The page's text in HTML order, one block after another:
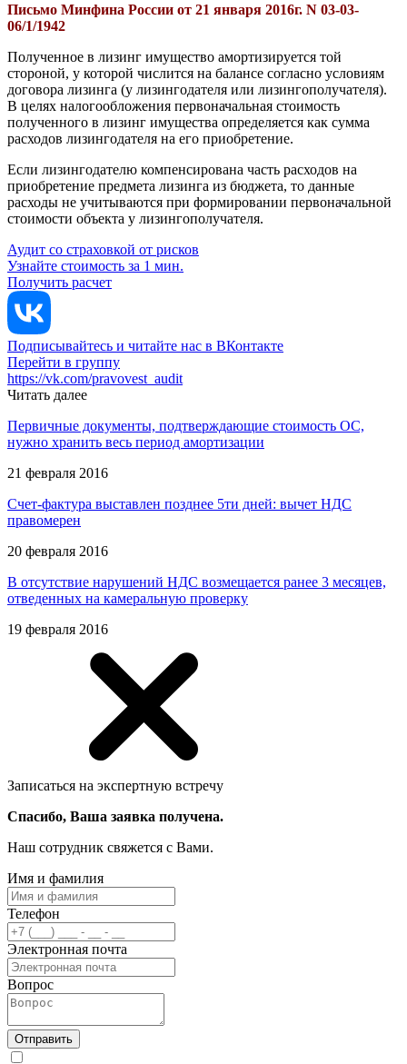
Письмо Минфина России от 21 января 2016г. N 03-03-
06/1/1942
Полученное в лизинг имущество амортизируется той
стороной, у которой числится на балансе согласно условиям
договора лизинга (у лизингодателя или лизингополучателя).
В целях налогообложения первоначальная стоимость
полученного в лизинг имущества определяется как сумма
расходов лизингодателя на его приобретение.
Если лизингодателю компенсирована часть расходов на
приобретение предмета лизинга из бюджета, то данные
расходы не учитываются при формировании первоначальной
стоимости объекта у лизингополучателя.
Аудит со страховкой от рисков
Узнайте стоимость за 1 мин.
Получить расчет
Подписывайтесь и читайте нас в ВКонтакте
Перейти в группу
https://vk.com/pravovest_audit
Читать далее
Первичные документы, подтверждающие стоимость ОС,
нужно хранить весь период амортизации
21 февраля 2016
Счет-фактура выставлен позднее 5ти дней: вычет НДС
правомерен
20 февраля 2016
В отсутствие нарушений НДС возмещается ранее 3 месяцев,
отведенных на камеральную проверку
19 февраля 2016
Записаться на экспертную встречу
Спасибо, Ваша заявка получена.
Наш сотрудник свяжется с Вами.
Имя и фамилия
Телефон
Электронная почта
Вопрос
Отправить